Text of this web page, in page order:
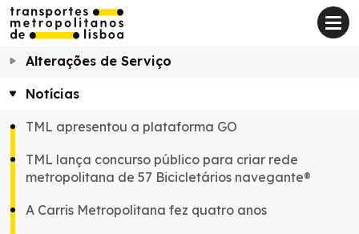
Alterações de Serviço
Notícias
TML apresentou a plataforma GO
TML lança concurso público para criar rede
metropolitana de 57 Bicicletários navegante®
A Carris Metropolitana fez quatro anos